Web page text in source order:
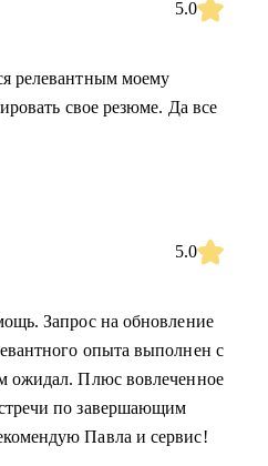
5.0
релевантным моему
свое резюме. Да все
5.0
Запрос на обновление
опыта выполнен с
ожидал. Плюс вовлеченное
по завершающим
Павла и сервис!